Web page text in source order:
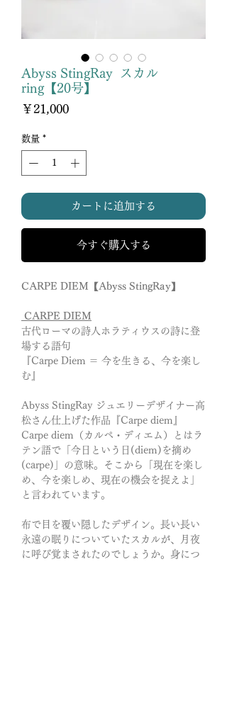
Abyss StingRay スカル
ring【20号】
￥21,000価
数量 *
カートに追加する
今すぐ購入する
CARPE DIEM【Abyss StingRay】
CARPE DIEM
古代ローマの詩人ホラティウスの詩に登
場する語句
『Carpe Diem ＝ 今を生きる、今を楽し
む』
Abyss StingRay ジュエリーデザイナー高
松さん仕上げた作品『Carpe diem』
Carpe diem（カルペ・ディエム）とはラ
テン語で「今日という日(diem)を摘め
(carpe)」の意味。そこから「現在を楽し
め、今を楽しめ、現在の機会を捉えよ」
と言われています。
布で目を覆い隠したデザイン。長い長い
永遠の眠りについていたスカルが、月夜
に呼び覚まされたのでしょうか。身につ